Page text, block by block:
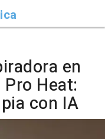
en
Heat:
con IA